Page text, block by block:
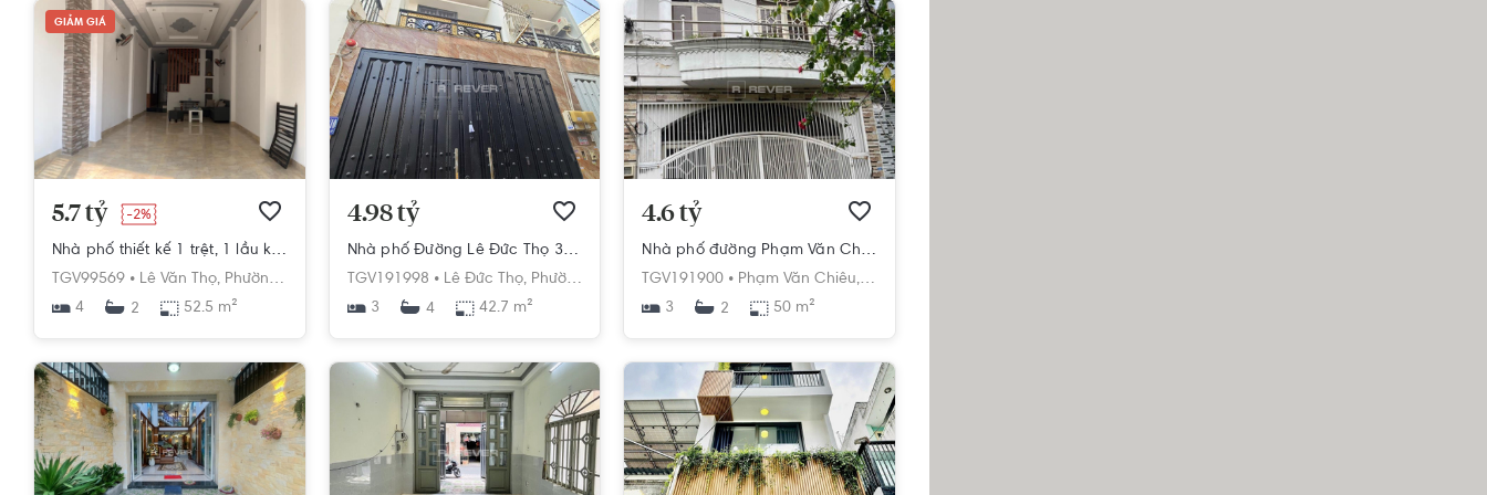
GIẢM GIÁ
5.7 tỷ -2%
Nhà phố thiết kế 1 trệt, 1 lầu kiên cố, cửa hướng Tây đón nắng ấm.
TGV99569 • Lê Văn Thọ, Phường 14, Gò Vấp, Hồ Chí Minh
4
2 52.5 m²
4.98 tỷ
Nhà phố Đường Lê Đức Thọ 3 tầng diện tích 42.7m² hướng bắc pháp lý sổ hồng
TGV191998 • Lê Đức Thọ, Phường 16, Gò Vấp, Hồ Chí Minh
3
4 42.7 m²
4.6 tỷ
Nhà phố đường Phạm Văn Chiêu 2 tầng, diện tích 50m², hướng Đông, pháp lý Sổ hồng
TGV191900 • Phạm Văn Chiêu, Phường 14,
3
2 50 m²